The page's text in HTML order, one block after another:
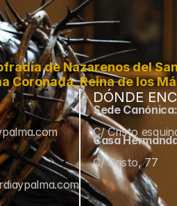
de Nazarenos del
Coronada, Reina de los
DÓNDE
Sede Canónica:
C/ Cristo
Casa
C/ Cristo, 77